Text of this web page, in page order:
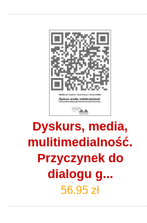
Dyskurs, media,
mulitimedialność.
Przyczynek do
dialogu g...
56.95 zł